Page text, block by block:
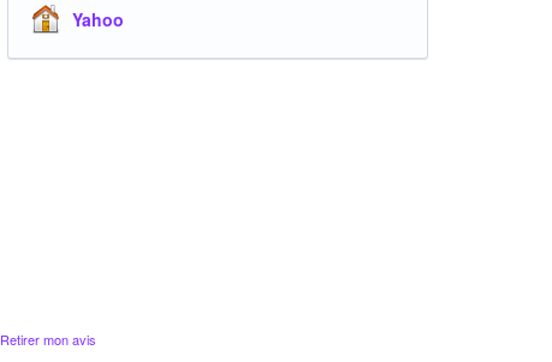
Yahoo
Retirer mon avis